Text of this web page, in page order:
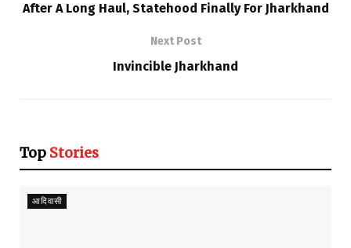
After A Long Haul, Statehood Finally For Jharkhand
Next Post
Invincible Jharkhand
Top Stories
आदिवासी